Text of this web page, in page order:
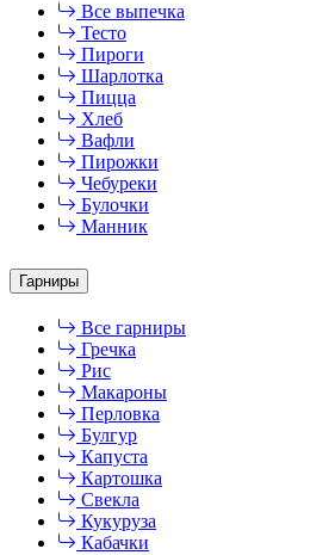
Все выпечка
Тесто
Пироги
Шарлотка
Пицца
Хлеб
Вафли
Пирожки
Чебуреки
Булочки
Манник
Гарниры
Все гарниры
Гречка
Рис
Макароны
Перловка
Булгур
Капуста
Картошка
Свекла
Кукуруза
Кабачки